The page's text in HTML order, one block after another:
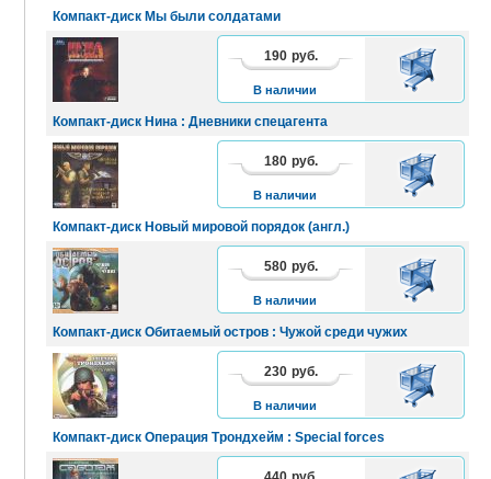
Компакт-диск Мы были солдатами
Компакт-диск Нина : Дневники спецагента
190 руб.
В наличии
В
КОРЗИНУ
Компакт-диск Новый мировой порядок (англ.)
180 руб.
В наличии
В
КОРЗИНУ
Компакт-диск Обитаемый остров : Чужой среди чужих
580 руб.
В наличии
В
КОРЗИНУ
Компакт-диск Операция Трондхейм : Special forces
230 руб.
В наличии
В
КОРЗИНУ